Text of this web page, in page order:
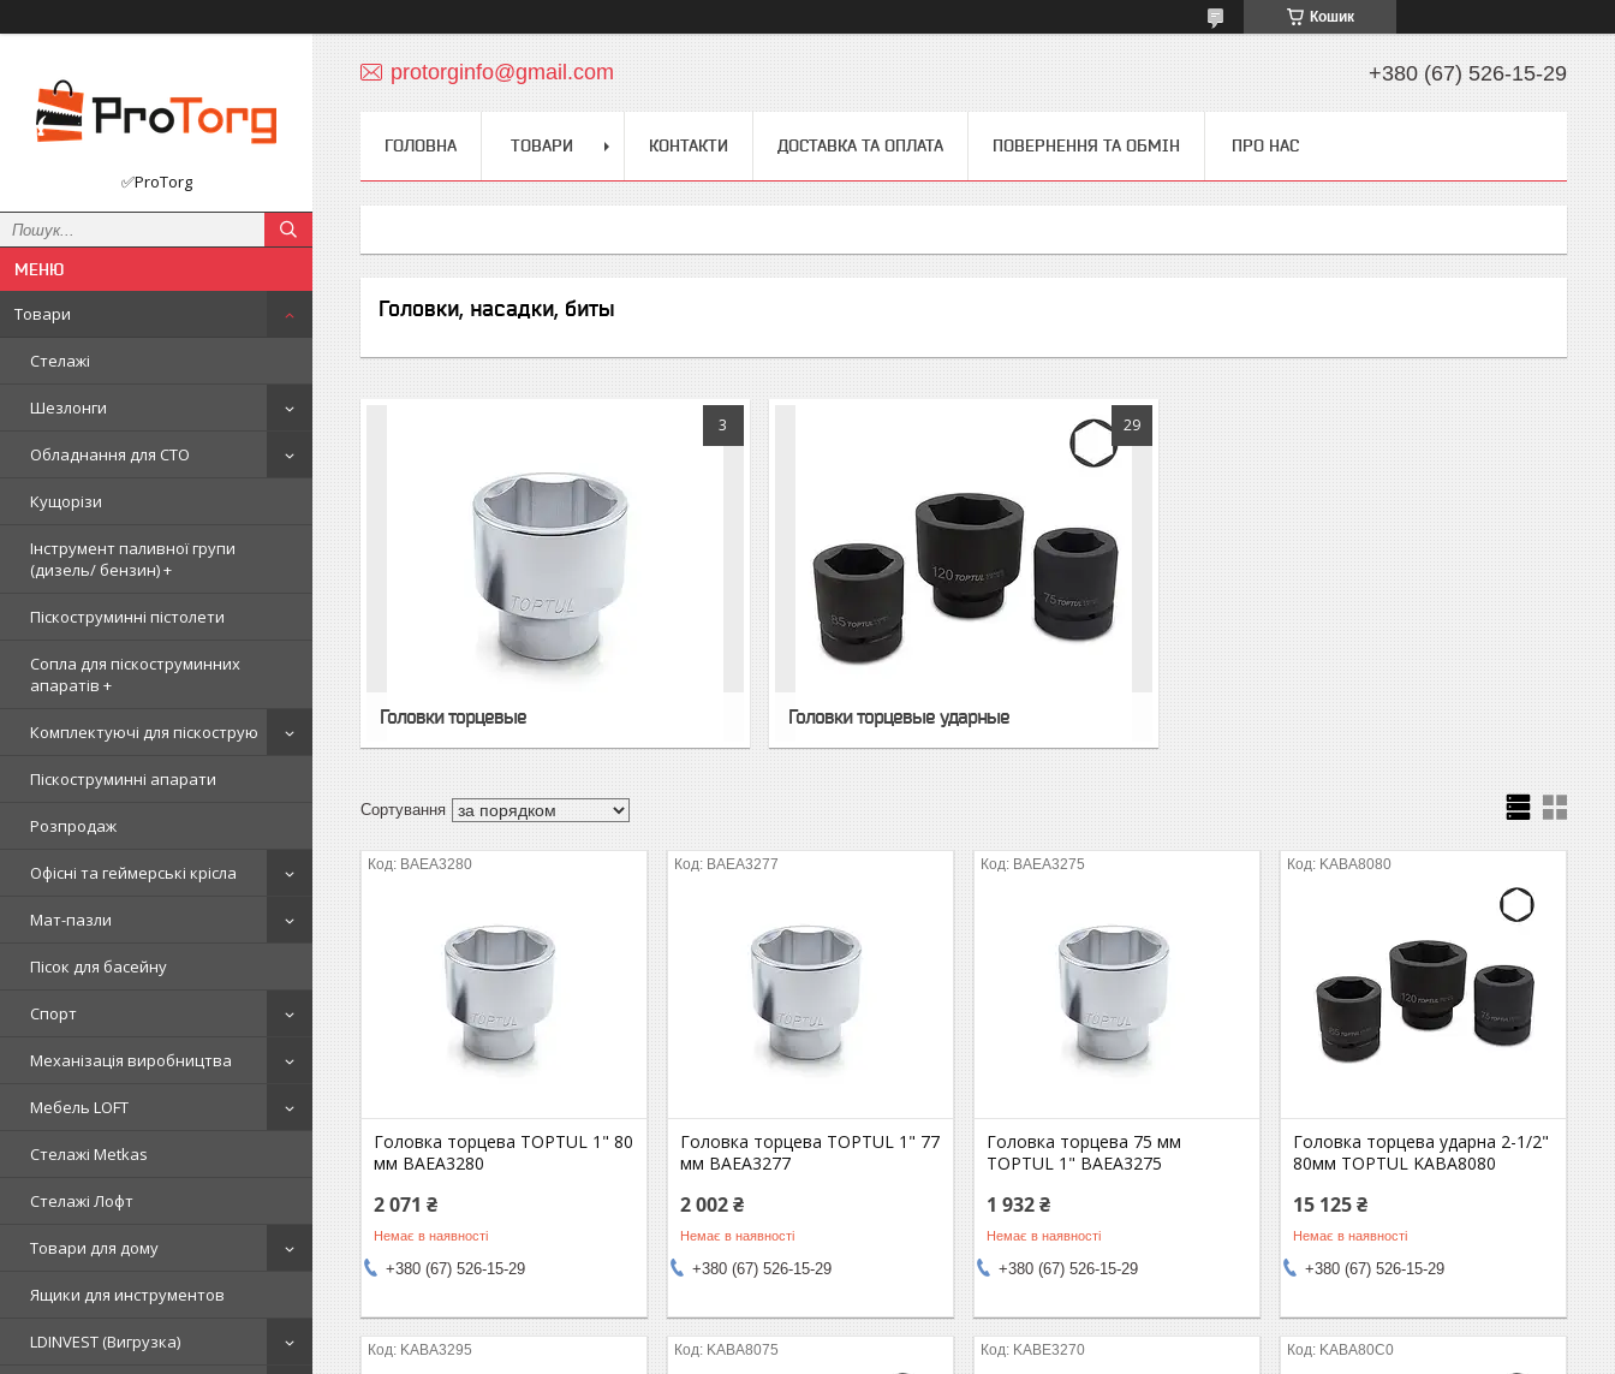
Кошик
✅ProTorg
Товари
Стелажі
Шезлонги
Обладнання для СТО
Кущорізи
Інструмент паливної групи
(дизель/ бензин) +
Піскоструминні пістолети
Сопла для піскоструминних
апаратів +
Комплектуючі для піскострую
Піскоструминні апарати
Розпродаж
Офісні та геймерські крісла
Мат-пазли
Пісок для басейну
Спорт
Механізація виробництва
Мебель LOFT
Стелажі Metkas
Стелажі Лофт
Товари для дому
Ящики для инструментов
LDINVEST (Вигрузка)
protorginfo@gmail.com +380 (67) 526-15-29
ГОЛОВНА ТОВАРИ КОНТАКТИ ДОСТАВКА ТА ОПЛАТА ПОВЕРНЕННЯ ТА ОБМІН ПРО НАС
Головки, насадки, биты
3
Головки торцевые
29
Головки торцевые ударные
BAEA3280
Головка торцева TOPTUL 1" 80
мм BAEA3280
2 071 ₴
Немає в наявності
+380 (67) 526-15-29
BAEA3277
Головка торцева TOPTUL 1" 77
мм BAEA3277
2 002 ₴
Немає в наявності
+380 (67) 526-15-29
BAEA3275
Головка торцева 75 мм
TOPTUL 1" BAEA3275
1 932 ₴
Немає в наявності
+380 (67) 526-15-29
KABA8080
Головка торцева ударна 2-1/2"
80мм TOPTUL KABA8080
15 125 ₴
Немає в наявності
+380 (67) 526-15-29
KABA3295 KABA8075 KABE3270 KABA80C0